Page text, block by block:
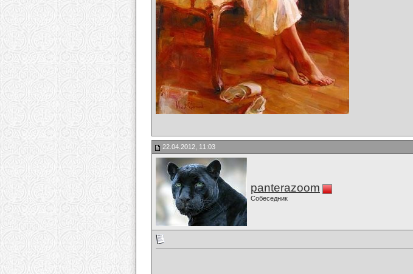
22.04.2012, 11:03
panterazoom
Собеседник